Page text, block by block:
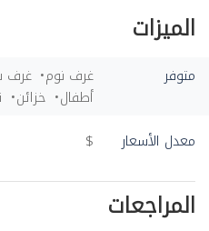
الميزات
متوفر غرف نوم غرف
أطفال
خزائن
معدل الأسعار
$
المراجعات